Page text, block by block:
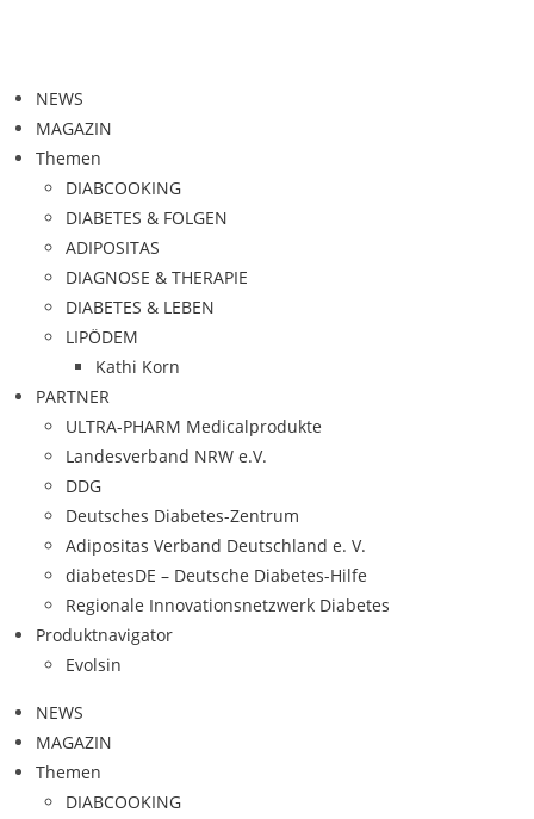
NEWS
MAGAZIN
Themen
DIABCOOKING
DIABETES & FOLGEN
ADIPOSITAS
DIAGNOSE & THERAPIE
DIABETES & LEBEN
LIPÖDEM
Kathi Korn
PARTNER
ULTRA-PHARM Medicalprodukte
Landesverband NRW e.V.
DDG
Deutsches Diabetes-Zentrum
Adipositas Verband Deutschland e. V.
diabetesDE – Deutsche Diabetes-Hilfe
Regionale Innovationsnetzwerk Diabetes
Produktnavigator
Evolsin
NEWS
MAGAZIN
Themen
DIABCOOKING